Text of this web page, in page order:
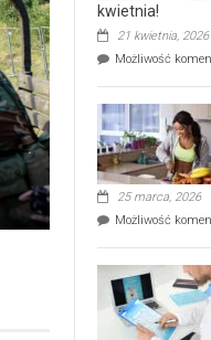
kwietnia!
21 kwietnia, 2026
Możliwość
25 marca, 2026
Możliwość